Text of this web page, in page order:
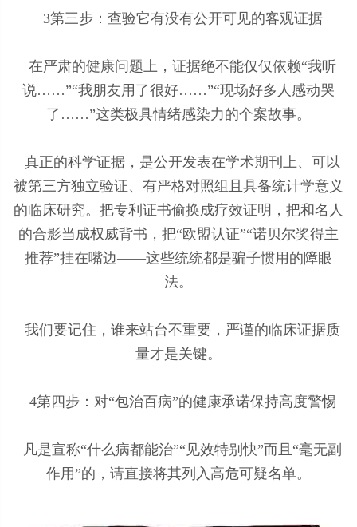
3第三步：查验它有没有公开可见的客观证据
在严肃的健康问题上，证据绝不能仅仅依赖“我听
说……”“我朋友用了很好……”“现场好多人感动哭
了……”这类极具情绪感染力的个案故事。
真正的科学证据，是公开发表在学术期刊上、可以
被第三方独立验证、有严格对照组且具备统计学意义
的临床研究。把专利证书偷换成疗效证明，把和名人
的合影当成权威背书，把“欧盟认证”“诺贝尔奖得主
推荐”挂在嘴边——这些统统都是骗子惯用的障眼
法。
我们要记住，谁来站台不重要，严谨的临床证据质
量才是关键。
4第四步：对“包治百病”的健康承诺保持高度警惕
凡是宣称“什么病都能治”“见效特别快”而且“毫无副
作用”的，请直接将其列入高危可疑名单。